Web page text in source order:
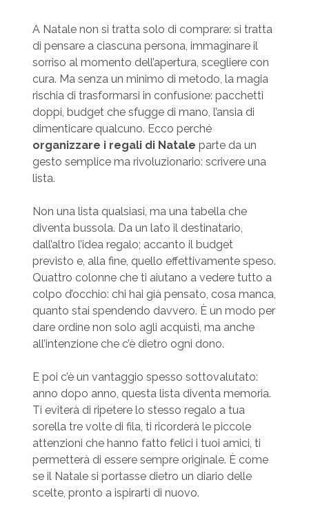
A Natale non si tratta solo di comprare: si tratta
di pensare a ciascuna persona, immaginare il
sorriso al momento dell’apertura, scegliere con
cura. Ma senza un minimo di metodo, la magia
rischia di trasformarsi in confusione: pacchetti
doppi, budget che sfugge di mano, l’ansia di
dimenticare qualcuno. Ecco perché
organizzare i regali di Natale parte da un
gesto semplice ma rivoluzionario: scrivere una
lista.
Non una lista qualsiasi, ma una tabella che
diventa bussola. Da un lato il destinatario,
dall’altro l’idea regalo; accanto il budget
previsto e, alla fine, quello effettivamente speso.
Quattro colonne che ti aiutano a vedere tutto a
colpo d’occhio: chi hai già pensato, cosa manca,
quanto stai spendendo davvero. È un modo per
dare ordine non solo agli acquisti, ma anche
all’intenzione che c’è dietro ogni dono.
E poi c’è un vantaggio spesso sottovalutato:
anno dopo anno, questa lista diventa memoria.
Ti eviterà di ripetere lo stesso regalo a tua
sorella tre volte di fila, ti ricorderà le piccole
attenzioni che hanno fatto felici i tuoi amici, ti
permetterà di essere sempre originale. È come
se il Natale si portasse dietro un diario delle
scelte, pronto a ispirarti di nuovo.